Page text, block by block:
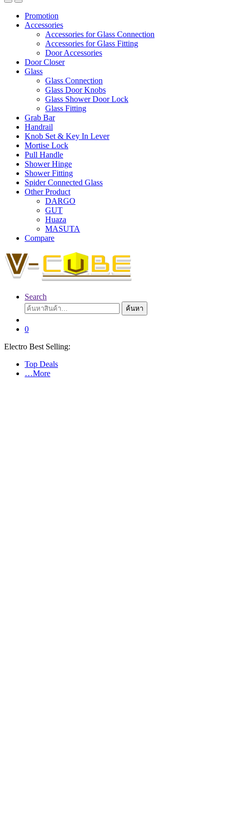
Promotion
Accessories
Accessories for Glass Connection
Accessories for Glass Fitting
Door Accessories
Door Closer
Glass
Glass Connection
Glass Door Knobs
Glass Shower Door Lock
Glass Fitting
Grab Bar
Handrail
Knob Set & Key In Lever
Mortise Lock
Pull Handle
Shower Hinge
Shower Fitting
Spider Connected Glass
Other Product
DARGO
GUT
Huaza
MASUTA
Compare
Search
ค้นหา:
ค้นหา
0
Electro Best Selling:
Top Deals
…More